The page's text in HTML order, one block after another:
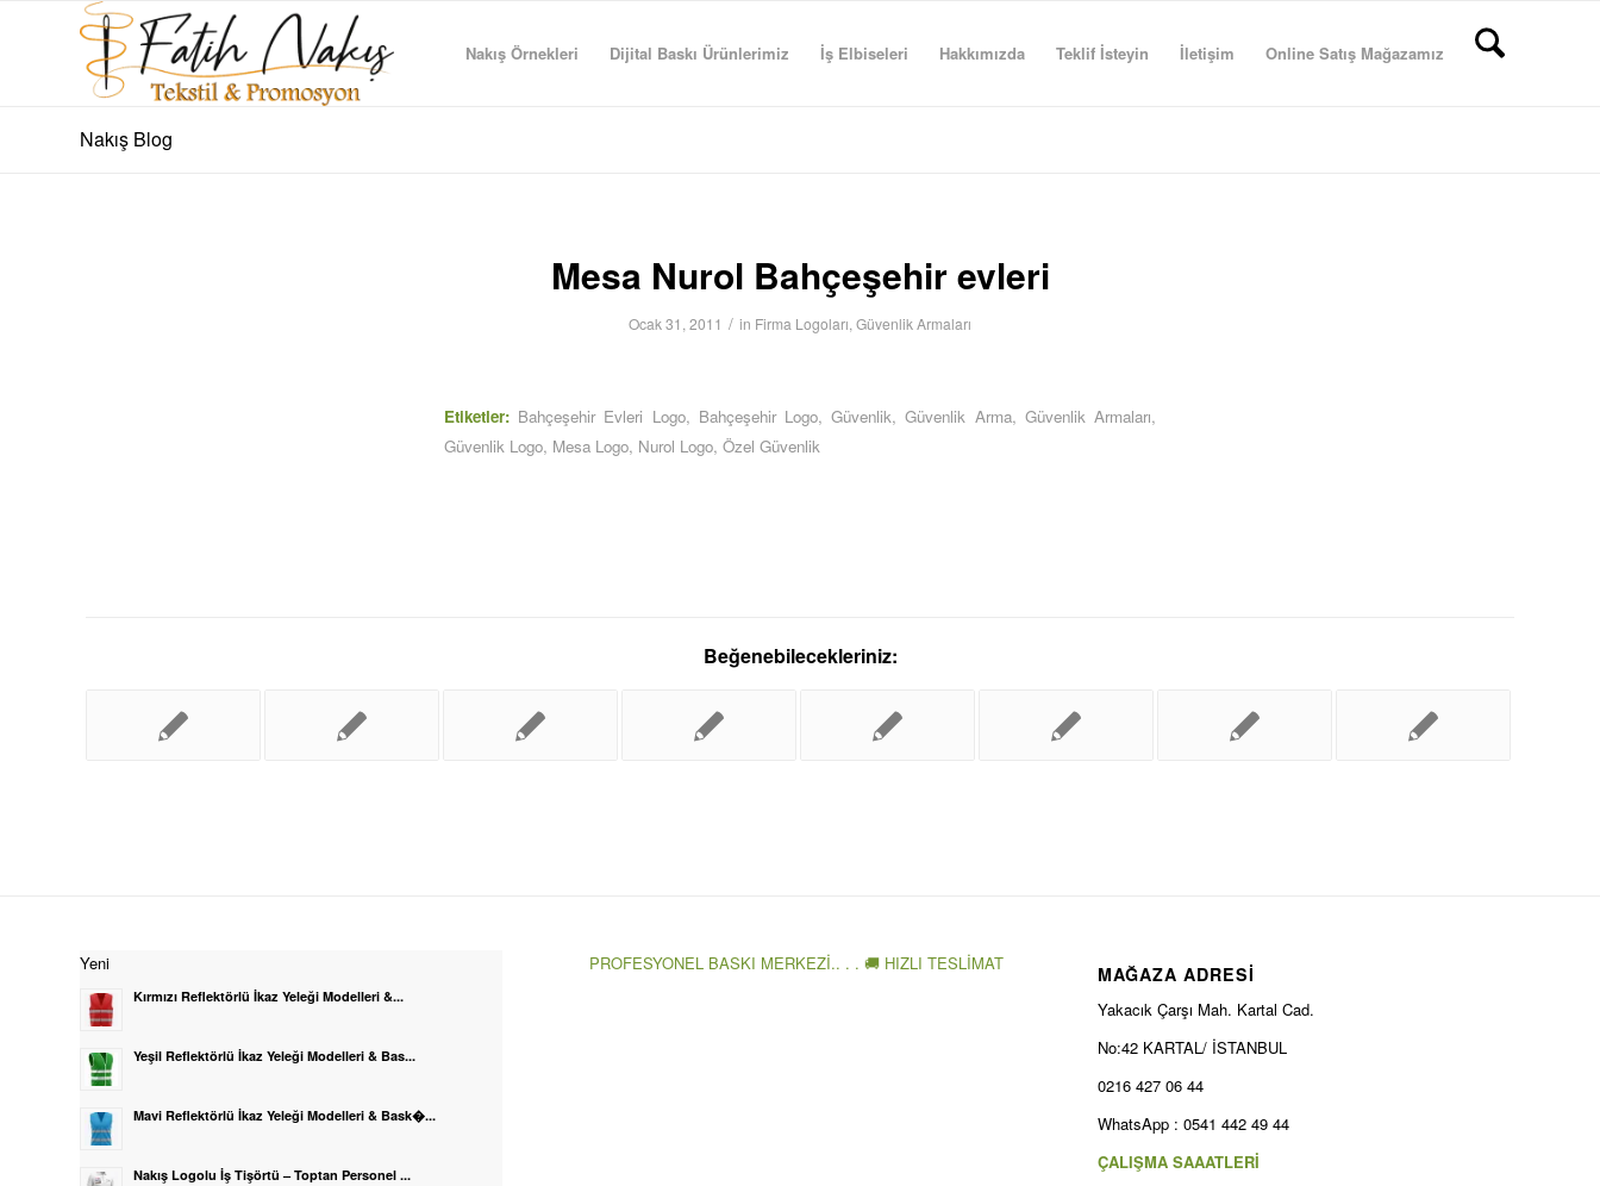
Nakış Örnekleri Dijital Baskı Ürünlerimiz İş Elbiseleri Hakkımızda Teklif İsteyin İletişim Online Satış Mağazamız
Nakış Blog
Mesa Nurol Bahçeşehir evleri
Ocak 31, 2011 / in Firma Logoları, Güvenlik Armaları
Etiketler: Bahçeşehir Evleri Logo, Bahçeşehir Logo,Güvenlik,Güvenlik Arma, Güvenlik Armaları,
Güvenlik Logo, Mesa Logo, Nurol Logo, Özel Güvenlik
Beğenebilecekleriniz:
Yeni
Kırmızı Reflektörlü İkaz Yeleği Modelleri &...
Yeşil Reflektörlü İkaz Yeleği Modelleri & Bas...
Mavi Reflektörlü İkaz Yeleği Modelleri & Bask�...
Nakış Logolu İş Tişörtü – Toptan Personel ...
PROFESYONEL BASKI MERKEZİ.. . . 🚚 HIZLI TESLİMAT MAĞAZA ADRESİ
Yakacık Çarşı Mah. Kartal Cad.
No:42 KARTAL/ İSTANBUL
0216 427 06 44
WhatsApp : 0541 442 49 44
ÇALIŞMA SAAATLERİ